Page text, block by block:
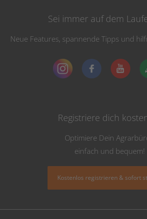
Sei immer auf dem
Neue Features, spannende Tipps und
Registriere dich
Optimiere Dein
einfach und bequem!
Kostenlos registrieren & sofort